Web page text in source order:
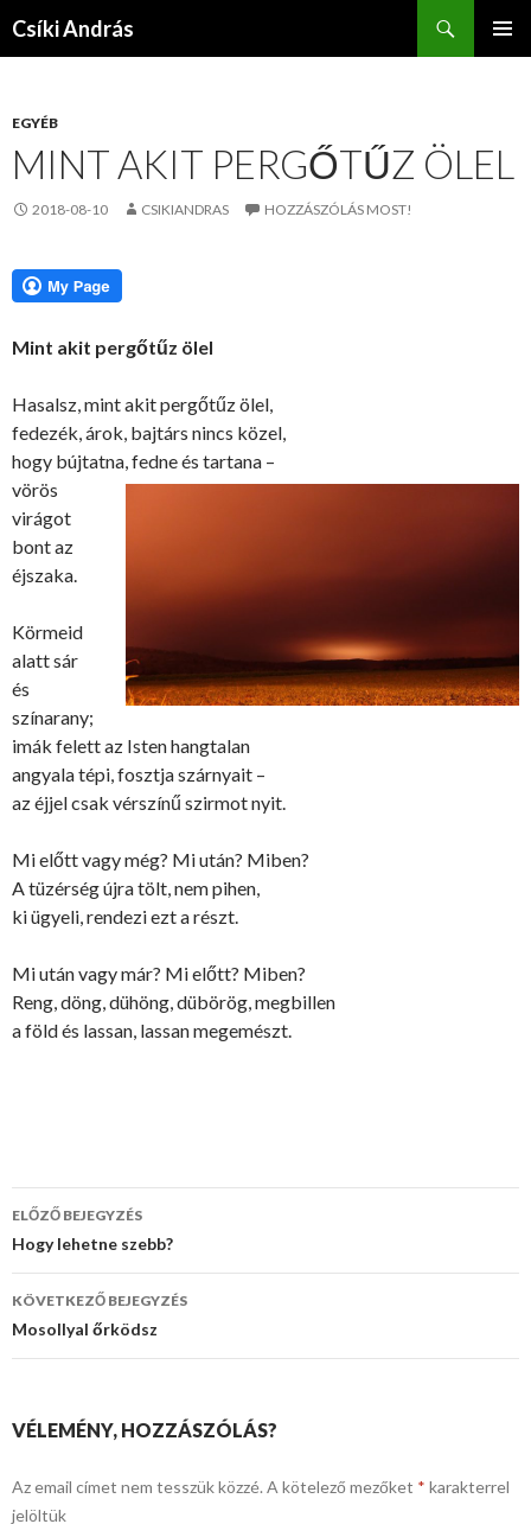
Csíki András
EGYÉB
MINT AKIT PERGŐTŰZ ÖLEL
2018-08-10 CSIKIANDRAS HOZZÁSZÓLÁS MOST!
Mint akit pergőtűz ölel
Hasalsz, mint akit pergőtűz ölel,
fedezék, árok, bajtárs nincs közel,
hogy bújtatna, fedne és tartana –
vörös
virágot
bont az
éjszaka.
Körmeid
alatt sár
és
színarany;
imák felett az Isten hangtalan
angyala tépi, fosztja szárnyait –
az éjjel csak vérszínű szirmot nyit.
Mi előtt vagy még? Mi után? Miben?
A tüzérség újra tölt, nem pihen,
ki ügyeli, rendezi ezt a részt.
Mi után vagy már? Mi előtt? Miben?
Reng, döng, dühöng, dübörög, megbillen
a föld és lassan, lassan megemészt.
Bejegyzés
navigáció
ELŐZŐ BEJEGYZÉS
Hogy lehetne szebb?
KÖVETKEZŐ BEJEGYZÉS
Mosollyal őrködsz
VÉLEMÉNY, HOZZÁSZÓLÁS?
Az email címet nem tesszük közzé. A kötelező mezőket * karakterrel
jelöltük